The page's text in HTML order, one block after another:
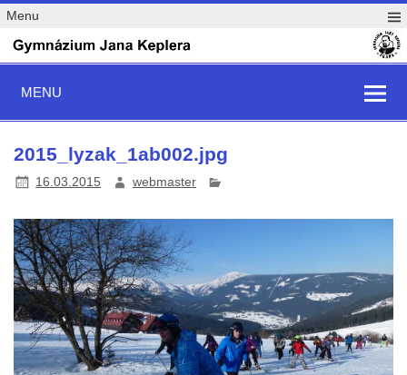
Menu
MENU
2015_lyzak_1ab002.jpg
16.03.2015 webmaster